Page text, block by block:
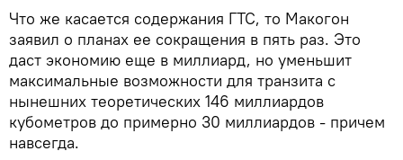
Что же касается содержания ГТС, то Макогон
заявил о планах ее сокращения в пять раз. Это
даст экономию еще в миллиард, но уменьшит
максимальные возможности для транзита с
нынешних теоретических 146 миллиардов
кубометров до примерно 30 миллиардов - причем
навсегда.